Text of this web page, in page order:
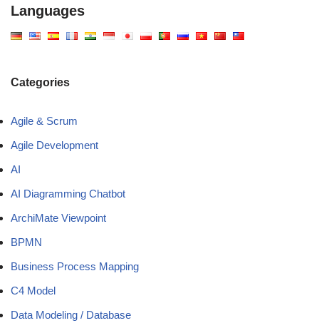
Languages
Categories
Agile & Scrum
Agile Development
AI
AI Diagramming Chatbot
ArchiMate Viewpoint
BPMN
Business Process Mapping
C4 Model
Data Modeling / Database